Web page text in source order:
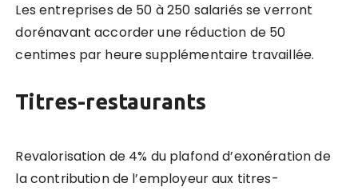
Les entreprises de 50 à 250 salariés se verront
dorénavant accorder une réduction de 50
centimes par heure supplémentaire travaillée.
Titres-restaurants
Revalorisation de 4% du plafond d’exonération de
la contribution de l’employeur aux titres-